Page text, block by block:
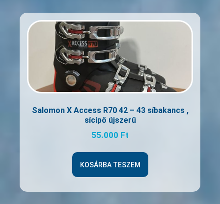
Salomon X Access R70 42 – 43 síbakancs ,
sícipő újszerű
55.000 Ft
KOSÁRBA TESZEM